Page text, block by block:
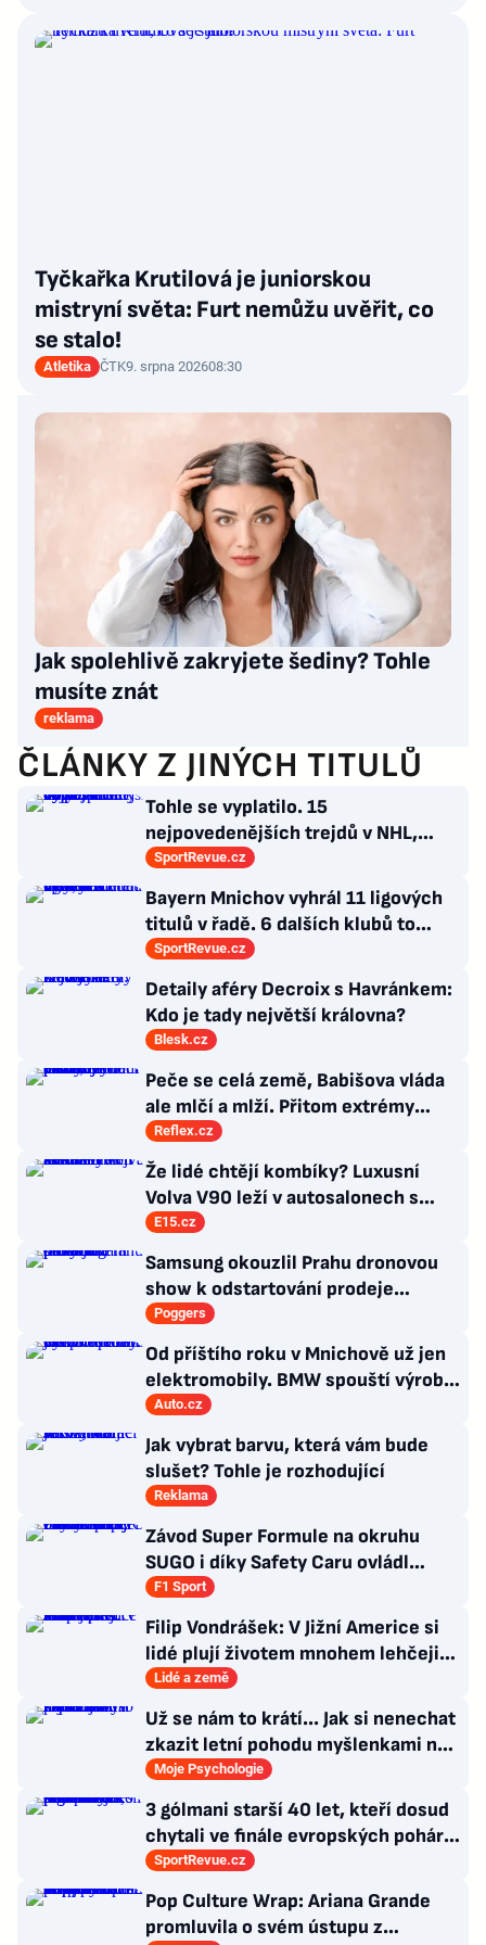
Tyčkařka Krutilová je juniorskou
mistryní světa: Furt nemůžu uvěřit, co
se stalo!
Atletika ČTK9. srpna 202608:30
Jak spolehlivě zakryjete šediny? Tohle
musíte znát
reklama
ČLÁNKY Z JINÝCH TITULŮ
Tohle se vyplatilo. 15
nejpovedenějších trejdů v NHL,
které byly upečeny na poslední
SportRevue.cz
Bayern Mnichov vyhrál 11 ligových
titulů v řadě. 6 dalších klubů to
zvládlo také, některé i víckrát
SportRevue.cz
Detaily aféry Decroix s Havránkem:
Kdo je tady největší královna?
Blesk.cz
Peče se celá země, Babišova vláda
ale mlčí a mlží. Přitom extrémy
počasí jsou trvalými problémy
Česka
Reflex.cz
Že lidé chtějí kombíky? Luxusní
Volva V90 leží v autosalonech s
milionovou slevou
E15.cz
Samsung okouzlil Prahu dronovou
show k odstartování prodeje
nových produktů
Poggers
Od příštího roku v Mnichově už jen
elektromobily. BMW spouští výrobu
sedanu i3
Auto.cz
Jak vybrat barvu, která vám bude
slušet? Tohle je rozhodující
Reklama
Závod Super Formule na okruhu
SUGO i díky Safety Caru ovládl
Fukuzumi. Staněk po chybě nedojel
F1 Sport
Filip Vondrášek: V Jižní Americe si
lidé plují životem mnohem lehčeji,
věci tolik neřeší
Lidé a země
Už se nám to krátí... Jak si nenechat
zkazit letní pohodu myšlenkami na
zářijový zápřah?
Moje Psychologie
3 gólmani starší 40 let, kteří dosud
chytali ve finále evropských pohárů.
Všichni odešli ze hřiště jako
poražení
SportRevue.cz
Pop Culture Wrap: Ariana Grande
promluvila o svém ústupu z